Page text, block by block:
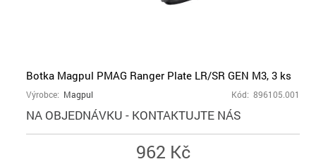
Botka Magpul PMAG Ranger Plate LR/SR GEN M3, 3 ks
Výrobce: Magpul Kód: 896105.001
NA OBJEDNÁVKU - KONTAKTUJTE NÁS
962 Kč